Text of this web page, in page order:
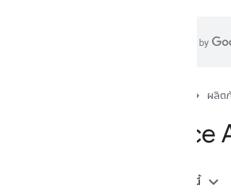
ผลิต
ในหน้านี้